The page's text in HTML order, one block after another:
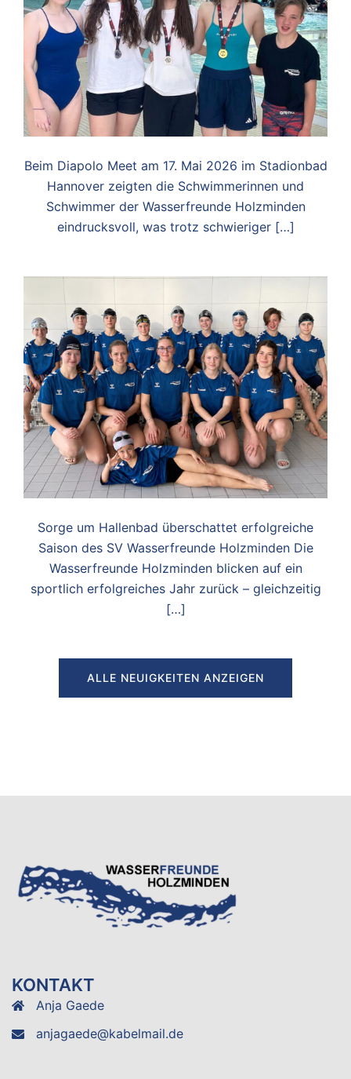
Beim Diapolo Meet am 17. Mai 2026 im Stadionbad
Hannover zeigten die Schwimmerinnen und
Schwimmer der Wasserfreunde Holzminden
eindrucksvoll, was trotz schwieriger […]
Sorge um Hallenbad überschattet erfolgreiche
Saison des SV Wasserfreunde Holzminden Die
Wasserfreunde Holzminden blicken auf ein
sportlich erfolgreiches Jahr zurück – gleichzeitig
[…]
ALLE NEUIGKEITEN ANZEIGEN
KONTAKT
Anja Gaede
anjagaede@kabelmail.de